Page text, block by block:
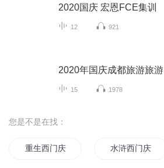
2020国庆 宏恩FCE集训
12 921
2020年国庆成都旅游旅游
15 1978
您是不是在找：
重生西门庆 水浒西门庆